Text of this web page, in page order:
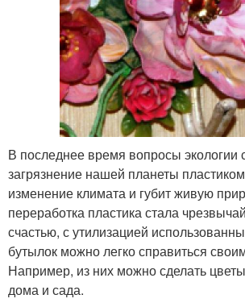
В последнее время вопросы экологии
загрязнение нашей планеты
изменение климата и губит живую
переработка пластика стала
счастью, с утилизацией
бутылок можно легко справиться
Например, из них можно сделать
дома и сада.